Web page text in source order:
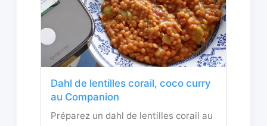
Dahl de lentilles corail, coco curry
au Companion
Préparez un dahl de lentilles corail au